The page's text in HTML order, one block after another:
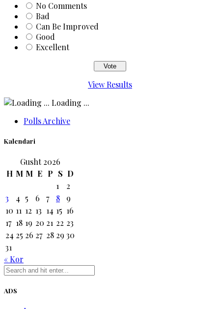
No Comments
Bad
Can Be Improved
Good
Excellent
View Results
Loading ...
Polls Archive
Kalendari
Gusht 2026
H M M E P S D
1
2
3
4 5 6 7 8
9
10 11 12 13 14 15 16
17 18 19 20 21 22 23
24 25 26 27 28 29 30
31
« Kor
ADS